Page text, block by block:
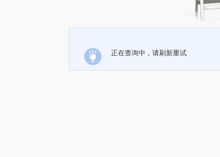
正在查询中，请刷新重试